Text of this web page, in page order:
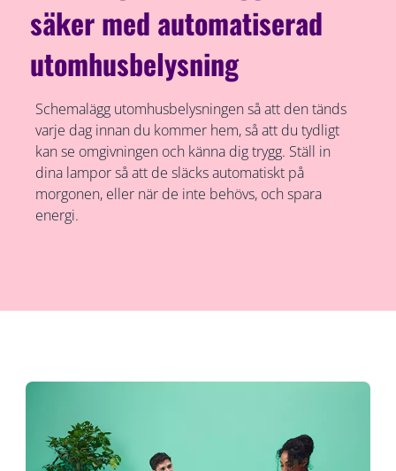
säker med automatiserad
utomhusbelysning
Schemalägg utomhusbelysningen så att den tänds
varje dag innan du kommer hem, så att du tydligt
kan se omgivningen och känna dig trygg. Ställ in
dina lampor så att de släcks automatiskt på
morgonen, eller när de inte behövs, och spara
energi.